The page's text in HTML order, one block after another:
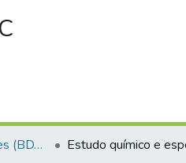
Teses e Dissertações (BDTD USP)